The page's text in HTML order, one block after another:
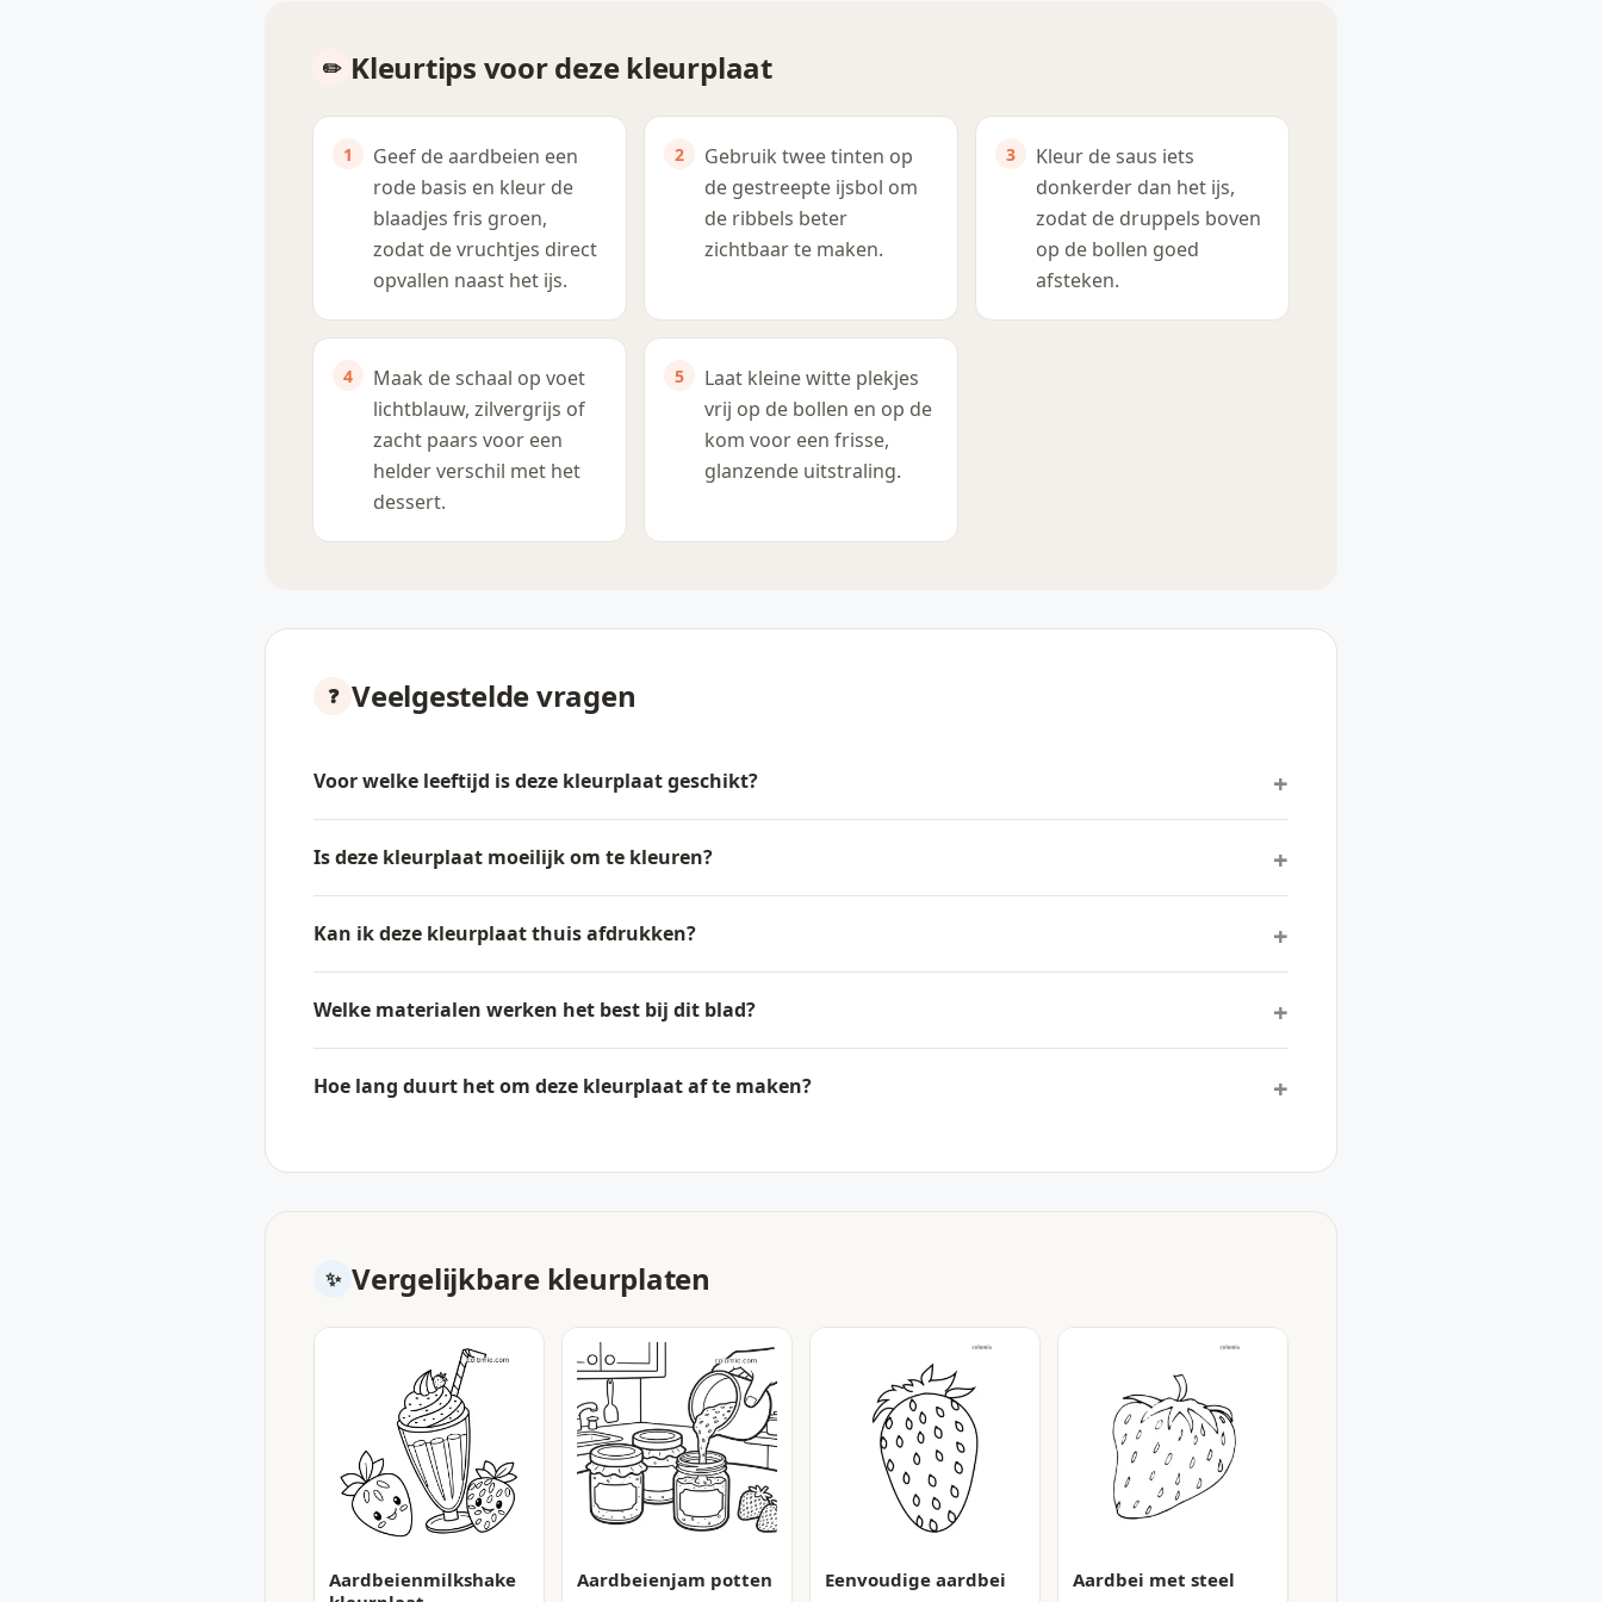
Kleurtips voor deze kleurplaat
Geef de aardbeien een
rode basis en kleur de
blaadjes fris groen,
zodat de vruchtjes direct
opvallen naast het ijs.
Gebruik twee tinten op
de gestreepte ijsbol om
de ribbels beter
zichtbaar te maken.
Kleur de saus iets
donkerder dan het ijs,
zodat de druppels boven
op de bollen goed
afsteken.
Maak de schaal op voet
lichtblauw, zilvergrijs of
zacht paars voor een
helder verschil met het
dessert.
Laat kleine witte plekjes
vrij op de bollen en op de
kom voor een frisse,
glanzende uitstraling.
Veelgestelde vragen
Voor welke leeftijd is deze kleurplaat geschikt?
Is deze kleurplaat moeilijk om te kleuren?
Kan ik deze kleurplaat thuis afdrukken?
Welke materialen werken het best bij dit blad?
Hoe lang duurt het om deze kleurplaat af te maken?
Vergelijkbare kleurplaten
Aardbeienmilkshake
Aardbeienjam potten Eenvoudige aardbei Aardbei met steel